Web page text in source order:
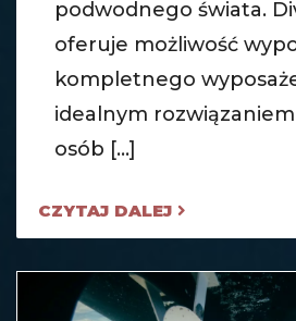
podwodnego świata.
oferuje możliwość
kompletnego
idealnym
osób [...]
CZYTAJ DALEJ